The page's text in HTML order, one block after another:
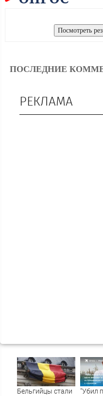
ПОСЛЕДНИЕ
РЕКЛАМА
Бельгийцы стали
"Убил